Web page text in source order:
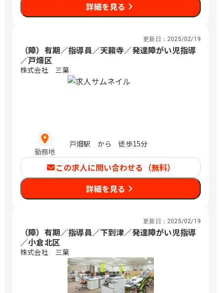
詳細を見る
更新日： 2025/02/19
（障）有期／指導員／天籟寺／発達障がい児指導
／戸畑区
株式会社 三葉
勤務地
戸畑駅 から 徒歩15分
この求人に問い合わせる（無料）
詳細を見る
更新日： 2025/02/19
（障）有期／指導員／下到津／発達障がい児指導
／小倉北区
株式会社 三葉